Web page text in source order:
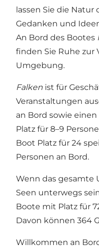
lassen Sie die
Gedanken und
An Bord des Bootes
finden Sie Ruhe zur
Umgebung.
Falken ist für
Veranstaltungen
an Bord sowie
Platz für 8–9
Boot Platz für 24
Personen an Bord.
Wenn das gesamte
Seen unterwegs
Boote mit Platz für
Davon können 364
Willkommen an